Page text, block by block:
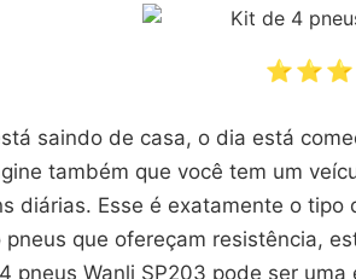
saindo de casa, o dia está
também que você tem um
diárias. Esse é exatamente o
que ofereçam resistência,
pneus Wanli SP203 pode ser